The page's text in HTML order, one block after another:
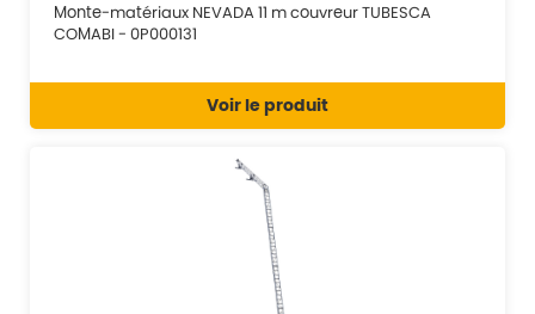
Monte-matériaux NEVADA 11 m couvreur TUBESCA
COMABI - 0P000131
Voir le produit